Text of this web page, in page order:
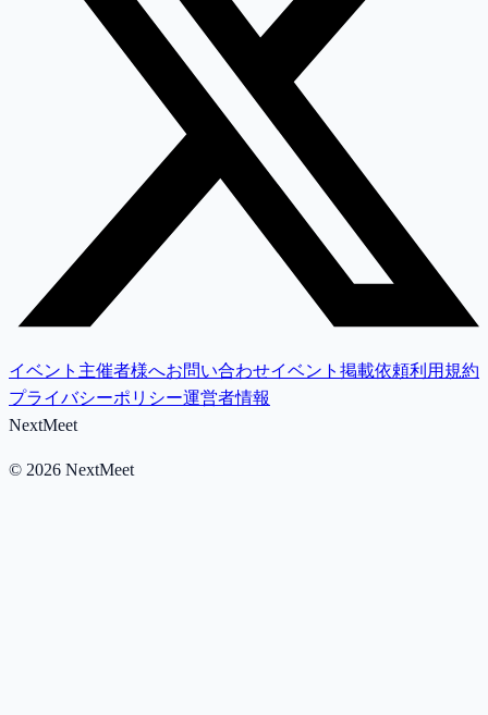
イベント主催者様へお問い合わせイベント掲載依頼利用規約
プライバシーポリシー運営者情報
NextMeet
© 2026 NextMeet